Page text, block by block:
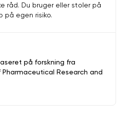
på forskning fra
Research and
råd. Du bruger eller stoler på
på egen risiko.